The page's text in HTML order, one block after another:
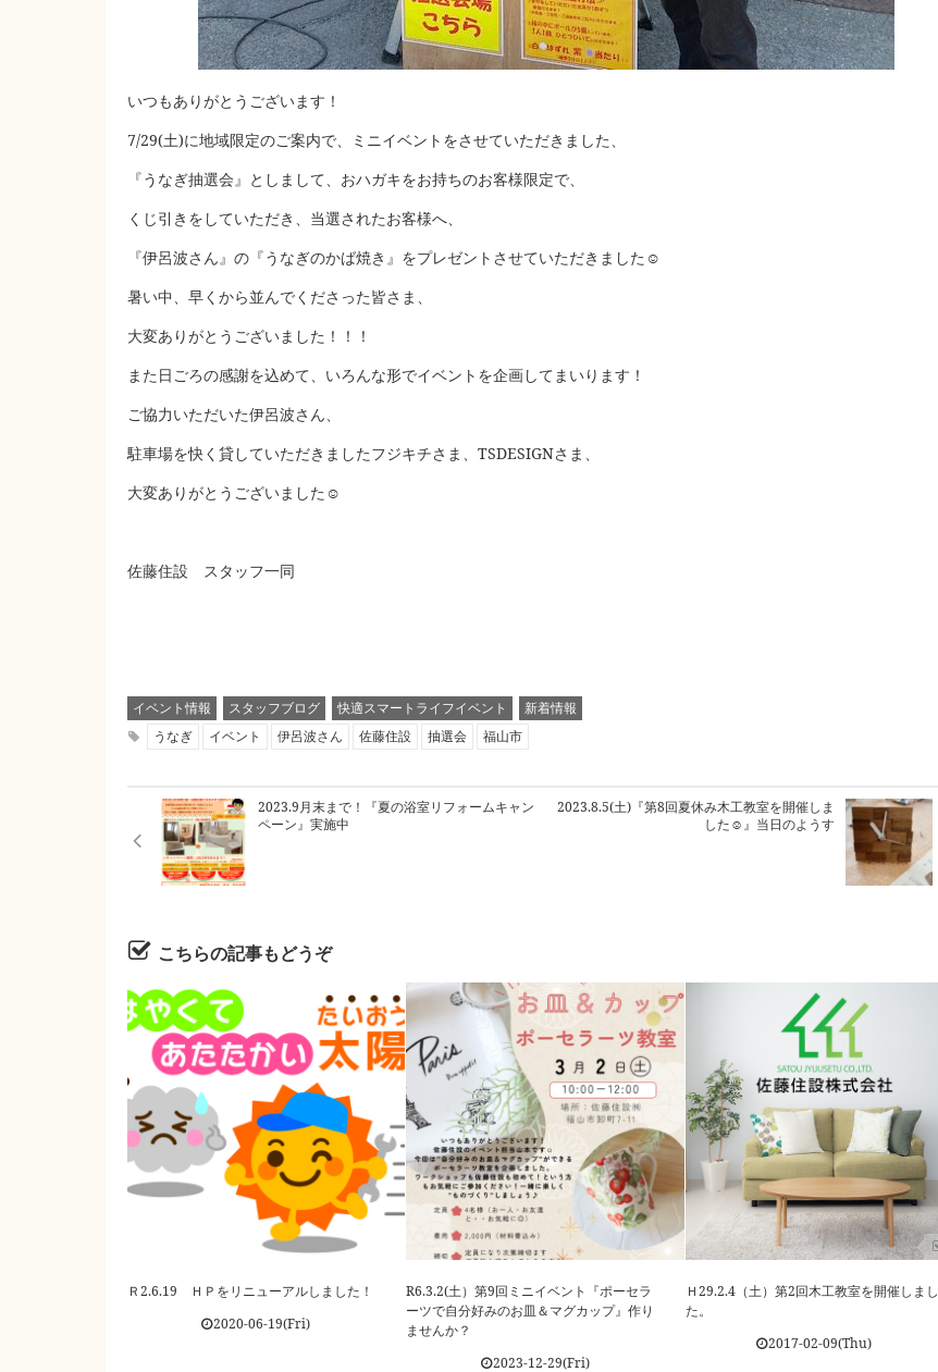
いつもありがとうございます！
7/29(土)に地域限定のご案内で、ミニイベントをさせていただきました、
『うなぎ抽選会』としまして、おハガキをお持ちのお客様限定で、
くじ引きをしていただき、当選されたお客様へ、
『伊呂波さん』の『うなぎのかば焼き』をプレゼントさせていただきました☺
暑い中、早くから並んでくださった皆さま、
大変ありがとうございました！！！
また日ごろの感謝を込めて、いろんな形でイベントを企画してまいります！
ご協力いただいた伊呂波さん、
駐車場を快く貸していただきましたフジキチさま、TSDESIGNさま、
大変ありがとうございました☺
佐藤住設 スタッフ一同
イベント情報 スタッフブログ 快適スマートライフイベント
新着情報
うなぎ
イベント 伊呂波さん 佐藤住設 抽選会 福山市
2023.9月末まで！『夏の浴室リフォームキャン
ペーン』実施中
2023.8.5(土)『第8回夏休み木工教室を開催しま
した☺』当日のようす
こちらの記事もどうぞ
Ｒ2.6.19 ＨＰをリニューアルしました！
2020-06-19(Fri)
R6.3.2(土）第9回ミニイベント『ポーセラ
ーツで自分好みのお皿＆マグカップ』作り
ませんか？
2023-12-29(Fri)
Ｈ29.2.4（土）第2回木工教室を開催しまし
た。
2017-02-09(Thu)